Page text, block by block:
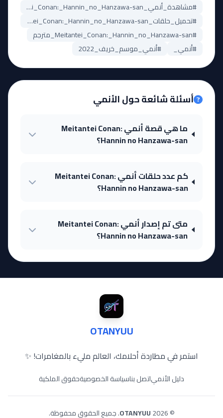
#مشاهدة_أنمي_Meitantei_Conan:_Hannin_no_Hanzawa-san
#تحميل_حلقات_Meitantei_Conan:_Hannin_no_Hanzawa-san
#Meitantei_Conan:_Hannin_no_Hanzawa-san_مترجم
#أنمي_
#أنمي_موسم_خريف_2022
أسئلة شائعة حول الأنمي
ما هي قصة أنمي Meitantei Conan:
Hannin no Hanzawa-san؟
كم عدد حلقات أنمي Meitantei Conan:
Hannin no Hanzawa-san؟
متى تم إصدار أنمي Meitantei Conan:
Hannin no Hanzawa-san؟
OTANYUU
استمر في مطاردة أحلامك، العالم مليء بالمغامرات! ✨
دليل الأنمياتصل بناسياسة الخصوصيةحقوق الملكية
© 2026
OTANYUU. جميع الحقوق محفوظة.